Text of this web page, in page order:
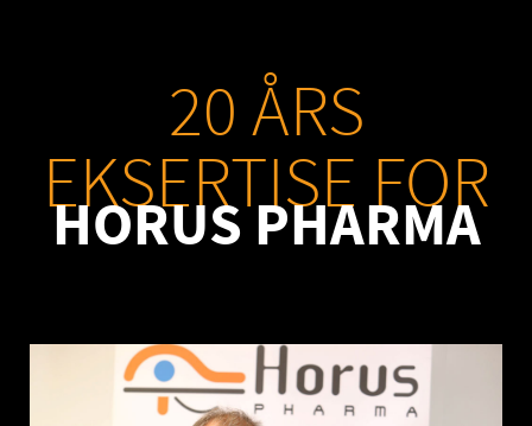
20 ÅRS
EKSERTISE FOR
HORUS PHARMA